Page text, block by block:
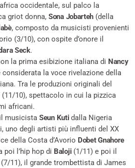
occidentale, sul palco la
griot donna, Sona Jobarteh (della
, composto da musicisti provenienti
(3/10), con ospite d’onore il
Seck.
la prima esibizione italiana di Nancy
la voce rivelazione della
Tra le produzioni originali del
(11/10), spettacolo in cui la pizzica
africani.
musicista Seun Kuti dalla Nigeria
uno degli artisti più influenti del XX
della Costa d’Avorio Dobet Gnahore
poi l’hip hop di Baloji (1/11) e poi il
11), il grande trombettista di James